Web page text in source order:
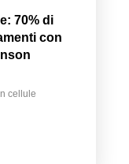
70% di
con
cellule